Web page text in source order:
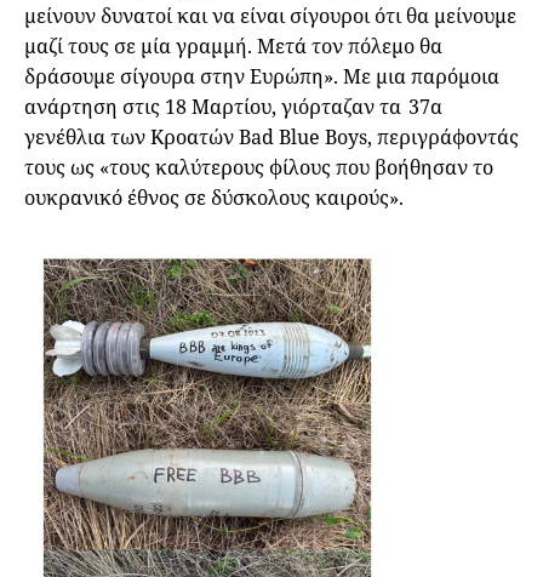
μείνουν δυνατοί και να είναι σίγουροι ότι θα μείνουμε
μαζί τους σε μία γραμμή. Μετά τον πόλεμο θα
δράσουμε σίγουρα στην Ευρώπη». Με μια παρόμοια
ανάρτηση στις 18 Μαρτίου, γιόρταζαν τα 37α
γενέθλια των Κροατών Bad Blue Boys, περιγράφοντάς
τους ως «τους καλύτερους φίλους που βοήθησαν το
ουκρανικό έθνος σε δύσκολους καιρούς».